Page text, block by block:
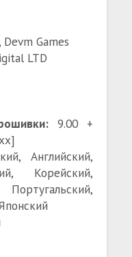
Games
LTD
9.00 +
Английский,
Корейский,